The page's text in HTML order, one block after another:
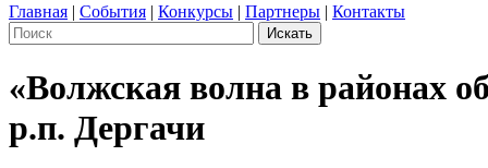
Главная | События | Конкурсы | Партнеры | Контакты
«Волжская волна в районах
р.п. Дергачи